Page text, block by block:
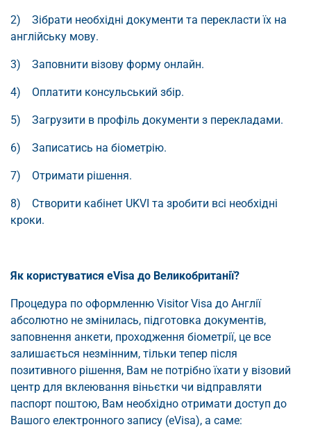
2) Зібрати необхідні документи та перекласти їх на
англійську мову.
3) Заповнити візову форму онлайн.
4) Оплатити консульський збір.
5) Загрузити в профіль документи з перекладами.
6) Записатись на біометрію.
7) Отримати рішення.
8) Створити кабінет UKVI та зробити всі необхідні
кроки.
Як користуватися eVisa до Великобританії?
Процедура по оформленню Visitor Visa до Англії
абсолютно не змінилась, підготовка документів,
заповнення анкети, проходження біометрії, це все
залишається незмінним, тільки тепер після
позитивного рішення, Вам не потрібно їхати у візовий
центр для вклеювання віньєтки чи відправляти
паспорт поштою, Вам необхідно отримати доступ до
Вашого електронного запису (eVisa), а саме: